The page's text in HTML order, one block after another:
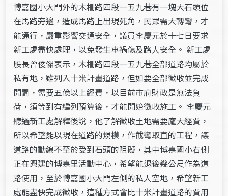
博嘉國小大門外的木柵路四段一五九巷有一塊大石頭位
在馬路旁邊，造成馬路上出現死角，民眾需大轉彎，才
能通行，嚴重影響交通安全，議員李慶元於十七日要求
新工處盡快處理，以免發生車禍傷及路人安全。 新工處
股長曾俊傑表示，木柵路四段一五九巷全部道路均屬於
私有地，雖列入十米計畫道路，但如要全部徵收並完成
開闢，需要五億以上經費，以目前市府財政是無法負
荷，須等到有編列預算後，才能開始徵收施工。 李慶元
聽過新工處解釋後說，他了解徵收土地需要龐大經費，
所以希望能以現在道路的規模，作截彎取直的工程，讓
道路的動線不至於受到石頭的阻礙，其中博嘉國小右側
正在興建的博嘉里活動中心，希望能退後幾公尺作為道
路使用，至於博嘉國小大門左側的私人空地，希望新工
處能盡快完成徵收，這種方式會比十米計畫道路的費用